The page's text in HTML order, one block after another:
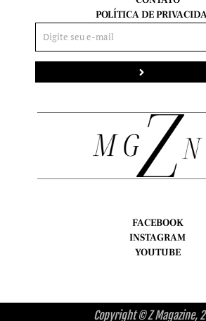
FACEBOOK
INSTAGRAM
YOUTUBE
POLÍTICA DE
Copyright © Z Magazine,